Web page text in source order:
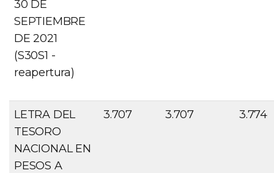
30 DE
SEPTIEMBRE
DE 2021
(S30S1 -
reapertura)
LETRA DEL
TESORO
NACIONAL EN
PESOS A
3.707 3.707 3.774